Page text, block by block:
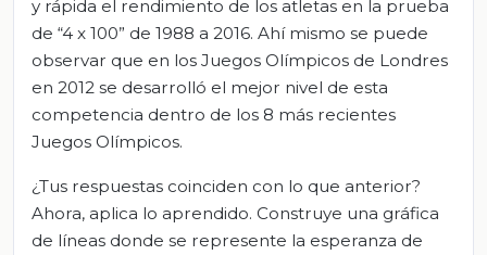
y rápida el rendimiento de los atletas en la prueba
de “4 x 100” de 1988 a 2016. Ahí mismo se puede
observar que en los Juegos Olímpicos de Londres
en 2012 se desarrolló el mejor nivel de esta
competencia dentro de los 8 más recientes
Juegos Olímpicos.
¿Tus respuestas coinciden con lo que anterior?
Ahora, aplica lo aprendido. Construye una gráfica
de líneas donde se represente la esperanza de